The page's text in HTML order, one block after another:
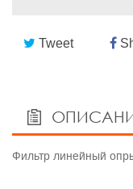
Tweet
Фильтр линейный